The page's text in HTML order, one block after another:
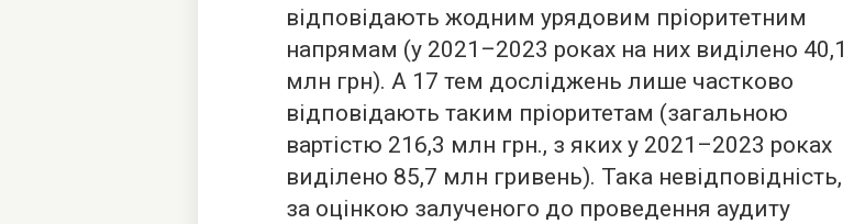
відповідають жодним урядовим пріоритетним
напрямам (у 2021–2023 роках на них виділено 40,1
млн грн). А 17 тем досліджень лише частково
відповідають таким пріоритетам (загальною
вартістю 216,3 млн грн., з яких у 2021–2023 роках
виділено 85,7 млн гривень). Така невідповідність,
за оцінкою залученого до проведення аудиту